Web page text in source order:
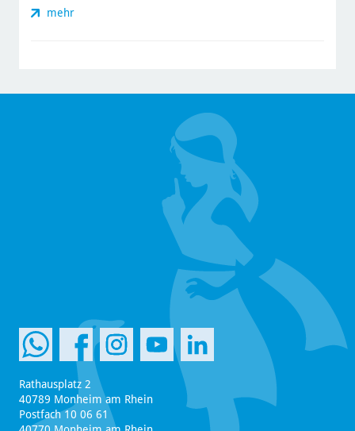
mehr
Rathausplatz 2
40789 Monheim am Rhein
Postfach 10 06 61